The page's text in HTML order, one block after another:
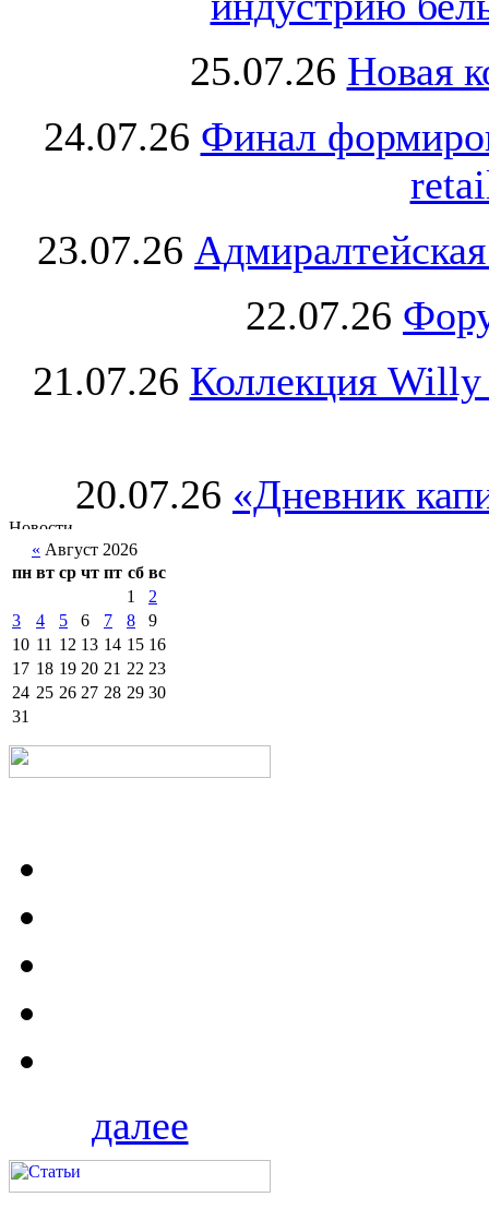
25.07.26 Новая
24.07.26 Финал
23.07.26
22.07.26
21.07.26 Коллекция Willy
20.07.26 «Дневник
« Август 2026
пн вт ср чт пт сб вс
1
2
3
4 5 6 7 8
9
10 11 12 13 14 15 16
17 18 19 20 21 22 23
24 25 26 27 28 29 30
31
далее